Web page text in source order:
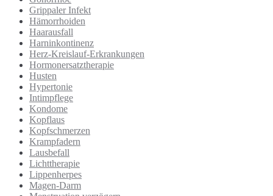
Grippaler Infekt
Hämorrhoiden
Haarausfall
Harninkontinenz
Herz-Kreislauf-Erkrankungen
Hormonersatztherapie
Husten
Hypertonie
Intimpflege
Kondome
Kopflaus
Kopfschmerzen
Krampfadern
Lausbefall
Lichttherapie
Lippenherpes
Magen-Darm